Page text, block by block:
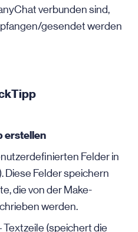
verbunden sind,
gesendet werden
erstellen
Felder in
Diese Felder speichern
die von der Make-
werden.
Textzeile (speichert die